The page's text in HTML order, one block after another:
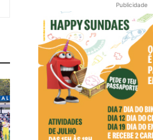
Publicidade